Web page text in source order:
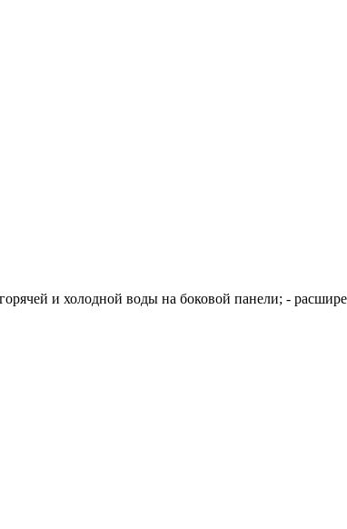
и холодной воды на боковой панели; -